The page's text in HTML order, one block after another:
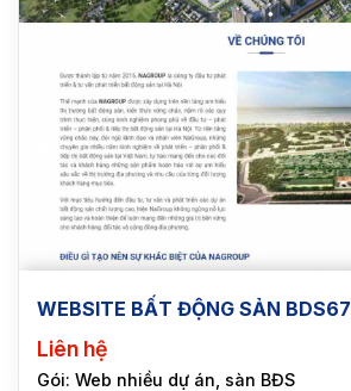
WEBSITE BẤT ĐỘNG SẢN BDS67
Liên hệ
Gói: Web nhiều dự án, sàn BĐS